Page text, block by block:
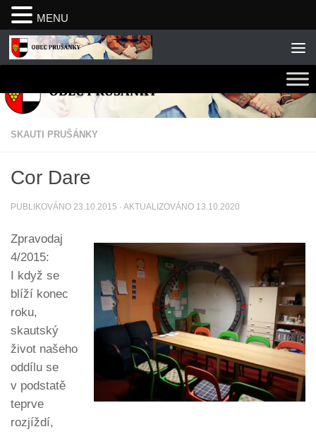
Skip to content
SKAUTI PRUŠÁNKY
Cor Dare
PUBLIKOVÁNO 23.10.2015 · AKTUALIZOVÁNO 13.10.2020
Zpravodaj
4/2015:
I když se
blíží konec
roku,
skautský
život našeho
oddílu se
v podstatě
teprve
rozjíždí,
MENU